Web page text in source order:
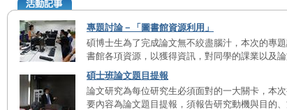
專題討論－「圖書館資源利用」
碩博士生為了完成論文無不絞盡腦汁，本次的專
書館各項資源，以獲得資訊，對同學的課業以及
碩士班論文題目提報
論文研究為每位研究生必須面對的一大關卡，本
要內容為論文題目提報，須報告研究動機與目的